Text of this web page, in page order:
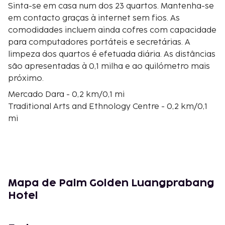
Sinta-se em casa num dos 23 quartos. Mantenha-se
em contacto graças à internet sem fios. As
comodidades incluem ainda cofres com capacidade
para computadores portáteis e secretárias. A
limpeza dos quartos é efetuada diária. As distâncias
são apresentadas à 0,1 milha e ao quilómetro mais
próximo.
Mercado Dara - 0,2 km/0,1 mi
Traditional Arts and Ethnology Centre - 0,2 km/0,1
mi
Mekong - 0,6 km/0,4 mi
Museu di Palácio Real (Haw Kham) - 0,6 km/0,4 mi
Mapa de Palm Golden Luangprabang
Hotel